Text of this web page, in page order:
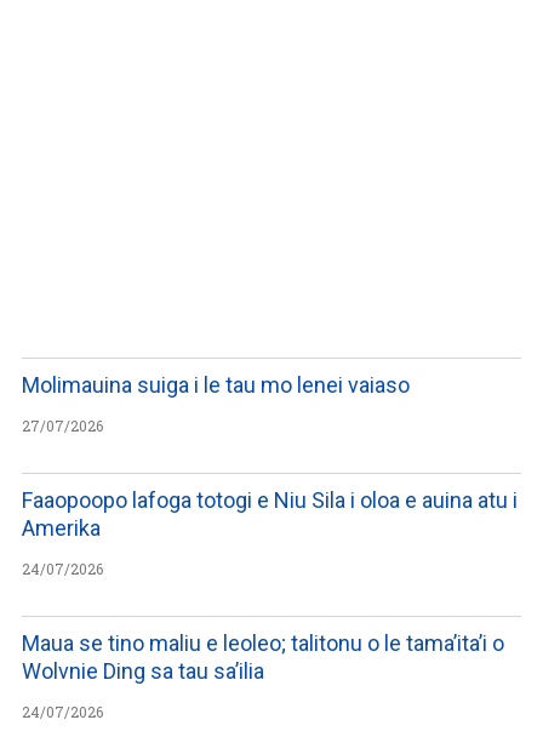
Molimauina suiga i le tau mo lenei vaiaso
27/07/2026
Faaopoopo lafoga totogi e Niu Sila i oloa e auina atu i
Amerika
24/07/2026
Maua se tino maliu e leoleo; talitonu o le tama’ita’i o
Wolvnie Ding sa tau sa’ilia
24/07/2026